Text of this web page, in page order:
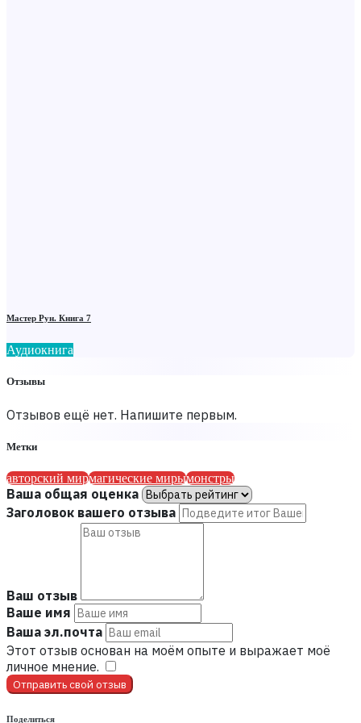
Мастер Рун. Книга 7
Аудиокнига
Отзывы
Отзывов ещё нет. Напишите первым.
Метки
авторский мирмагические мирымонстры
Ваша общая оценка
Заголовок вашего отзыва
Ваш отзыв
Ваше имя
Ваша эл.почта
Этот отзыв основан на моём опыте и выражает моё
личное мнение.
Отправить свой отзыв
Поделиться